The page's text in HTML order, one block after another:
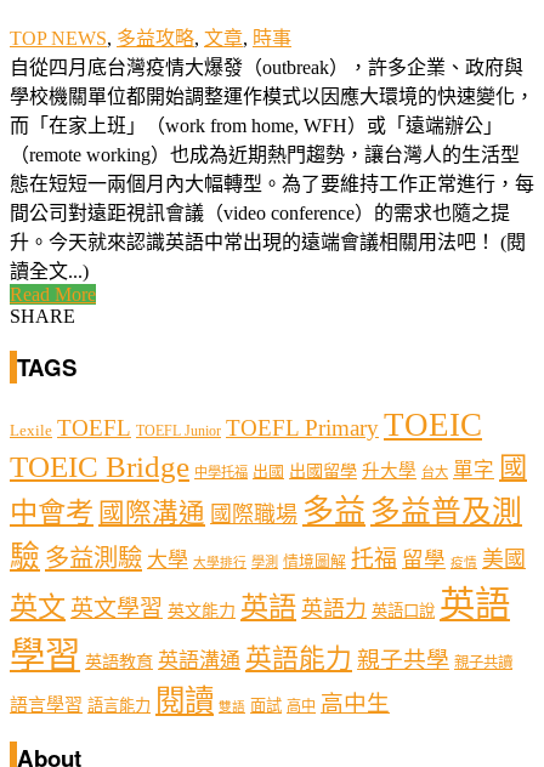
TOP NEWS, 多益攻略, 文章, 時事
自從四月底台灣疫情大爆發（outbreak），許多企業、政府與
學校機關單位都開始調整運作模式以因應大環境的快速變化，
而「在家上班」（work from home, WFH）或「遠端辦公」
（remote working）也成為近期熱門趨勢，讓台灣人的生活型
態在短短一兩個月內大幅轉型。為了要維持工作正常進行，每
間公司對遠距視訊會議（video conference）的需求也隨之提
升。今天就來認識英語中常出現的遠端會議相關用法吧！ (閱
讀全文...)
Read More
SHARE
TAGS
Lexile TOEFL TOEFL Junior TOEFL PrimaryTOEIC
TOEIC Bridge 中學托福 出國 出國留學 升大學 台大 單字 國
中會考 國際溝通 國際職場 多益 多益普及測
驗 多益測驗 大學 大學排行 學測 情境圖解 托福 留學 疫情 美國
英文 英文學習 英文能力 英語 英語力 英語口說 英語
學習 英語教育 英語溝通 英語能力 親子共學 親子共讀
語言學習 語言能力 閱讀 雙語 面試 高中 高中生
About